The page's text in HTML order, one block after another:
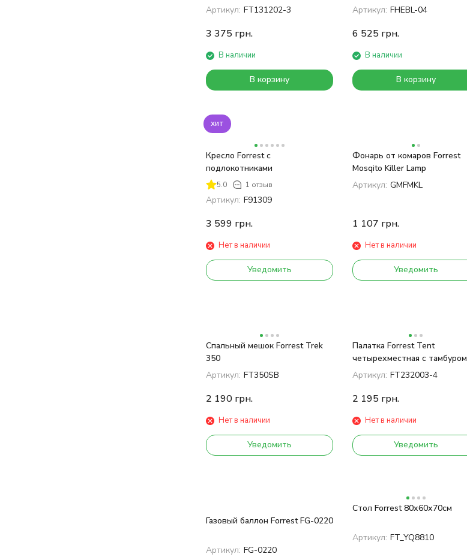
Артикул: FT131202-3
3 375 грн.
В наличии
В корзину
Артикул: FHEBL-04
6 525 грн.
В наличии
В корзину
хит
Кресло Forrest с
подлокотниками
5.0 1 отзыв
Артикул: F91309
3 599 грн.
Нет в наличии
Уведомить
Фонарь от комаров Forrest
Mosqito Killer Lamp
Артикул: GMFMKL
1 107 грн.
Нет в наличии
Уведомить
Спальный мешок Forrest Trek
350
Артикул: FT350SB
2 190 грн.
Нет в наличии
Уведомить
Палатка Forrest Tent
четырехместная с тамбуром
Артикул: FT232003-4
2 195 грн.
Нет в наличии
Уведомить
Газовый баллон Forrest FG-0220
Артикул: FG-0220
Стол Forrest 80х60х70см
Артикул: FT_YQ8810